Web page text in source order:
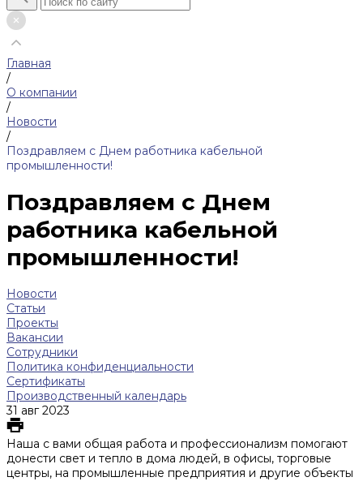
Главная
/
О компании
/
Новости
/
Поздравляем с Днем работника кабельной
промышленности!
Поздравляем с Днем
работника кабельной
промышленности!
Новости
Статьи
Проекты
Вакансии
Сотрудники
Политика конфиденциальности
Сертификаты
Производственный календарь
31 авг 2023
Наша с вами общая работа и профессионализм помогают
донести свет и тепло в дома людей, в офисы, торговые
центры, на промышленные предприятия и другие объекты